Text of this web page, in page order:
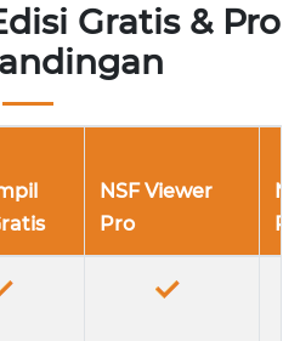
Gratis & Pro
NSF Viewer
Pro